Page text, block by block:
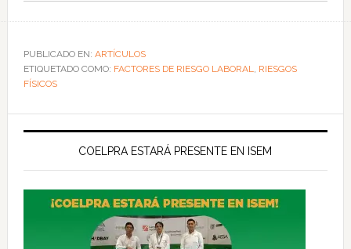
PUBLICADO EN: ARTÍCULOS
ETIQUETADO COMO: FACTORES DE RIESGO LABORAL, RIESGOS
FÍSICOS
COELPRA ESTARÁ PRESENTE EN ISEM